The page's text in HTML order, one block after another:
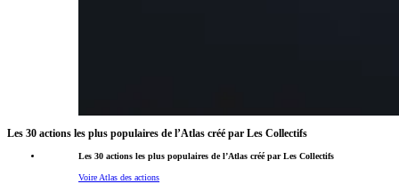
Les 30 actions les plus populaires de l’Atlas créé par Les Collectifs
Les 30 actions les plus populaires de l’Atlas créé par Les Collectifs
Voire Atlas des actions